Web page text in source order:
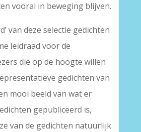
vooral in beweging blijven.
van deze selectie gedichten
leidraad voor de
die op de hoogte willen
gedichten van
mooi beeld van wat er
gepubliceerd is,
van de gedichten natuurlijk